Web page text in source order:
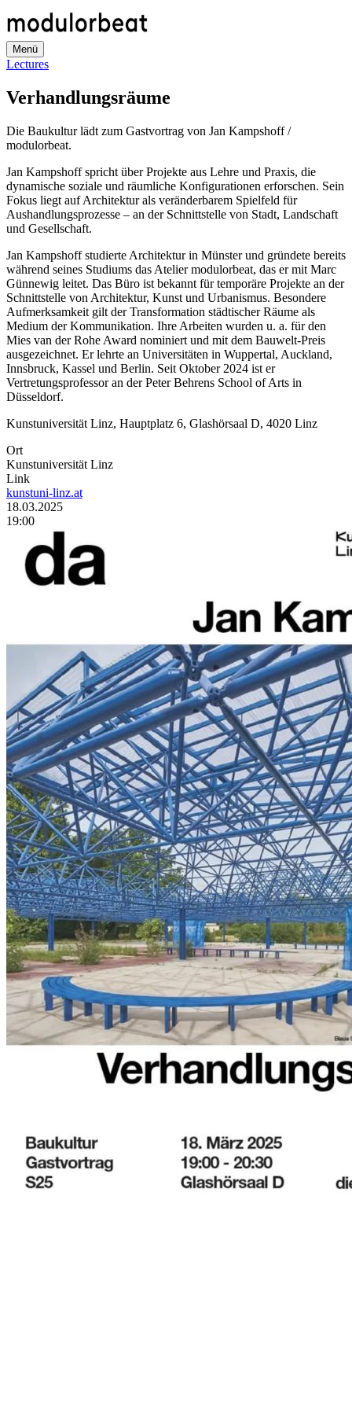
zum
Inhalt
Menü
Lectures
Verhandlungsräume
Die Baukultur lädt zum Gastvortrag von Jan Kampshoff /
modulorbeat.
Jan Kampshoff spricht über Projekte aus Lehre und Praxis, die
dynamische soziale und räumliche Konfigurationen erforschen. Sein
Fokus liegt auf Architektur als veränderbarem Spielfeld für
Aushandlungsprozesse – an der Schnittstelle von Stadt, Landschaft
und Gesellschaft.
Jan Kampshoff studierte Architektur in Münster und gründete bereits
während seines Studiums das Atelier modulorbeat, das er mit Marc
Günnewig leitet. Das Büro ist bekannt für temporäre Projekte an der
Schnittstelle von Architektur, Kunst und Urbanismus. Besondere
Aufmerksamkeit gilt der Transformation städtischer Räume als
Medium der Kommunikation. Ihre Arbeiten wurden u. a. für den
Mies van der Rohe Award nominiert und mit dem Bauwelt-Preis
ausgezeichnet. Er lehrte an Universitäten in Wuppertal, Auckland,
Innsbruck, Kassel und Berlin. Seit Oktober 2024 ist er
Vertretungsprofessor an der Peter Behrens School of Arts in
Düsseldorf.
Kunstuniversität Linz, Hauptplatz 6, Glashörsaal D, 4020 Linz
Ort
Kunstuniversität Linz
Link
kunstuni-linz.at
Datum
18.03.2025
Zeit
19:00